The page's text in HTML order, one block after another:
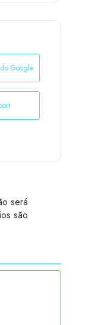
Google
será
são